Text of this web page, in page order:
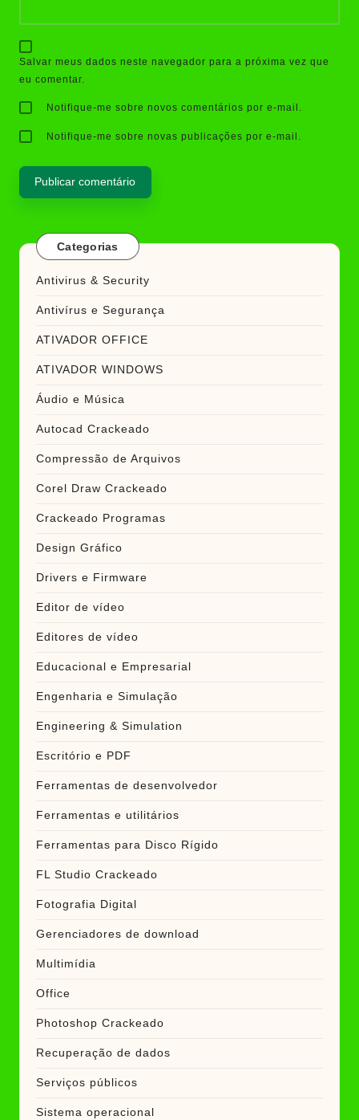
Salvar meus dados neste navegador para a próxima vez que
eu comentar.
Notifique-me sobre novos comentários por e-mail.
Notifique-me sobre novas publicações por e-mail.
Categorias
Antivirus & Security
Antivírus e Segurança
ATIVADOR OFFICE
ATIVADOR WINDOWS
Áudio e Música
Autocad Crackeado
Compressão de Arquivos
Corel Draw Crackeado
Crackeado Programas
Design Gráfico
Drivers e Firmware
Editor de vídeo
Editores de vídeo
Educacional e Empresarial
Engenharia e Simulação
Engineering & Simulation
Escritório e PDF
Ferramentas de desenvolvedor
Ferramentas e utilitários
Ferramentas para Disco Rígido
FL Studio Crackeado
Fotografia Digital
Gerenciadores de download
Multimídia
Office
Photoshop Crackeado
Recuperação de dados
Serviços públicos
Sistema operacional